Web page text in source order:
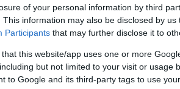
of your personal information by third
This information may also be disclosed by
Participants that may further disclose it to
that this website/app uses one or more
but not limited to your visit or usage
to Google and its third-party tags to use
η 55χρονη «θλιμμένη πριγκίπισσα»
- Με κατάθλιψη και διαταραχή
σύζυγος του νέου αυτοκράτορα της